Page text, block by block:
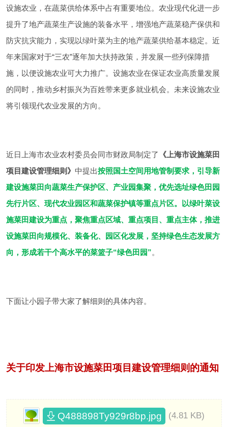
设施农业，在蔬菜供给体系中占有重要地位。农业现代化进一步
提升了地产蔬菜生产设施的装备水平，增强地产蔬菜稳产保供和
防灾抗灾能力，实现以绿叶菜为主的地产蔬菜供给基本稳定。近
年来国家对于“三农”逐年加大扶持政策，并发展一些列保障措
施，以便设施农业可大力推广。设施农业在保证农业高质量发展
的同时，推动乡村振兴为百姓带来更多就业机会。未来设施农业
将引领现代农业发展的方向。
近日上海市农业农村委员会同市财政局制定了 《上海市设施菜田
项目建设管理细则》 中提出按照国土空间用地管制要求，引导新
建设施菜田向蔬菜生产保护区、产业园集聚，优先选址绿色田园
先行片区、现代农业园区和蔬菜保护镇等重点片区。以绿叶菜设
施菜田建设为重点，聚焦重点区域、重点项目、重点主体，推进
设施菜田向规模化、装备化、园区化发展，坚持绿色生态发展方
向，形成若干个高水平的菜篮子“绿色田园”。
下面让小园子带大家了解细则的具体内容。
关于印发上海市设施菜田项目建设管理细则的通知
Q488898Ty929r8bp.jpg
(4.81 KB)